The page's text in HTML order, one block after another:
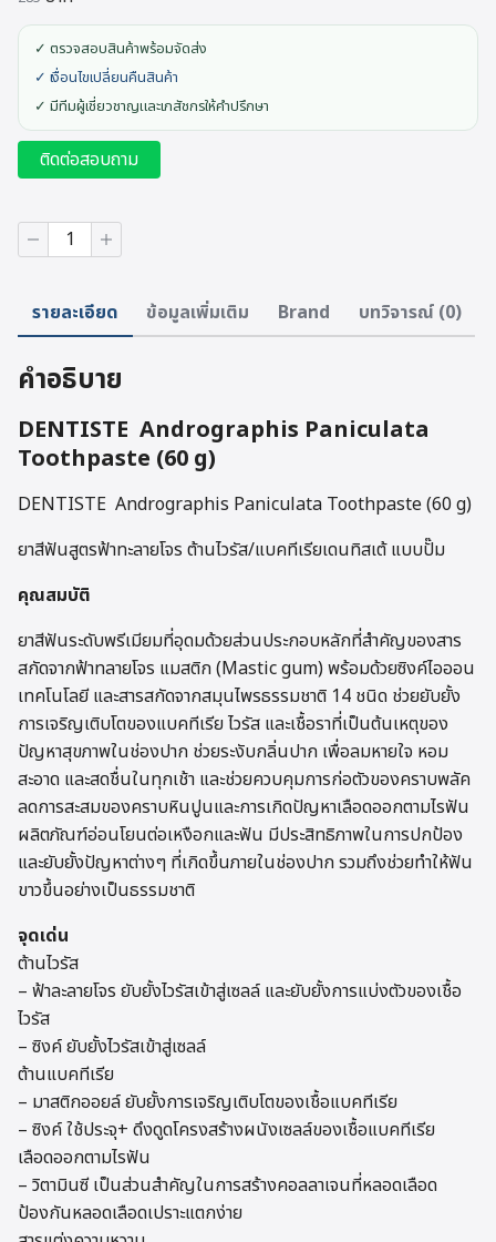
was:
285 บาท.
is:
275 บาท.
✓ ตรวจสอบสินค้าพร้อมจัดส่ง
✓ เงื่อนไขเปลี่ยนคืนสินค้า
✓ มีทีมผู้เชี่ยวชาญและเภสัชกรให้คำปรึกษา
ติดต่อสอบถาม
จำนวน
DENTISTE
Toothpaste
ชิ้น
รายละเอียด ข้อมูลเพิ่มเติม Brand บทวิจารณ์ (0)
คำอธิบาย
DENTISTE Andrographis Paniculata
Toothpaste (60 g)
DENTISTE Andrographis Paniculata Toothpaste (60 g)
ยาสีฟันสูตรฟ้าทะลายโจร ต้านไวรัส/แบคทีเรียเดนทิสเต้ แบบปั๊ม
คุณสมบัติ
ยาสีฟันระดับพรีเมียมที่อุดมด้วยส่วนประกอบหลักที่สำคัญของสาร
สกัดจากฟ้าทลายโจร แมสติก (Mastic gum) พร้อมด้วยซิงค์ไอออน
เทคโนโลยี และสารสกัดจากสมุนไพรธรรมชาติ 14 ชนิด ช่วยยับยั้ง
การเจริญเติบโตของแบคทีเรีย ไวรัส และเชื้อราที่เป็นต้นเหตุของ
ปัญหาสุขภาพในช่องปาก ช่วยระงับกลิ่นปาก เพื่อลมหายใจ หอม
สะอาด และสดชื่นในทุกเช้า และช่วยควบคุมการก่อตัวของคราบพลัค
ลดการสะสมของคราบหินปูนและการเกิดปัญหาเลือดออกตามไรฟัน
ผลิตภัณฑ์อ่อนโยนต่อเหงือกและฟัน มีประสิทธิภาพในการปกป้อง
และยับยั้งปัญหาต่างๆ ที่เกิดขึ้นภายในช่องปาก รวมถึงช่วยทำให้ฟัน
ขาวขึ้นอย่างเป็นธรรมชาติ
จุดเด่น
ต้านไวรัส
– ฟ้าละลายโจร ยับยั้งไวรัสเข้าสู่เซลล์ และยับยั้งการแบ่งตัวของเชื้อ
ไวรัส
– ซิงค์ ยับยั้งไวรัสเข้าสู่เซลล์
ต้านแบคทีเรีย
– มาสติกออยล์ ยับยั้งการเจริญเติบโตของเชื้อแบคทีเรีย
– ซิงค์ ใช้ประจุ+ ดึงดูดโครงสร้างผนังเซลล์ของเชื้อแบคทีเรีย
เลือดออกตามไรฟัน
– วิตามินซี เป็นส่วนสำคัญในการสร้างคอลลาเจนที่หลอดเลือด
ป้องกันหลอดเลือดเปราะแตกง่าย